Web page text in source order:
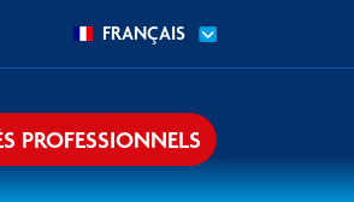
FRANÇAIS
PROFESSIONNELS